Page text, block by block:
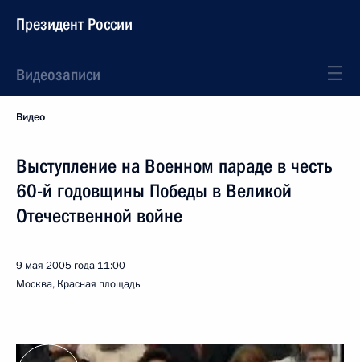
Президент России
Видеозаписи
Видео
Выступление на Военном параде в честь
60-й годовщины Победы в Великой
Отечественной войне
9 мая 2005 года 11:00
Москва, Красная площадь